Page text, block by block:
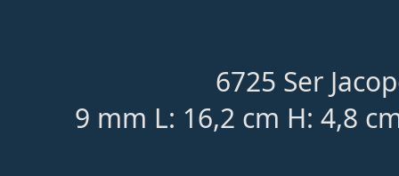
6725 Ser
9 mm L: 16,2 cm H: 4,8